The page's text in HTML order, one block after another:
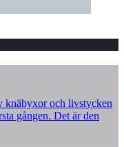
knäbyxor och livstycken
gången. Det är den